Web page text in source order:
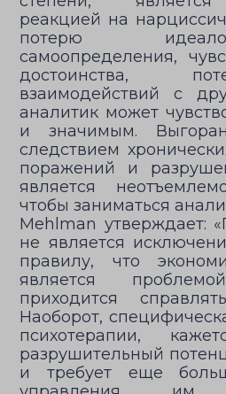
реакцией на
потерю
самоопределения,
достоинства,
взаимодействий с
аналитик может
и значимым.
следствием
поражений и
является
чтобы заниматься
Mehlman утверждает:
не является
правилу, что
является
приходится
Наоборот,
психотерапии,
разрушительный
и требует еще